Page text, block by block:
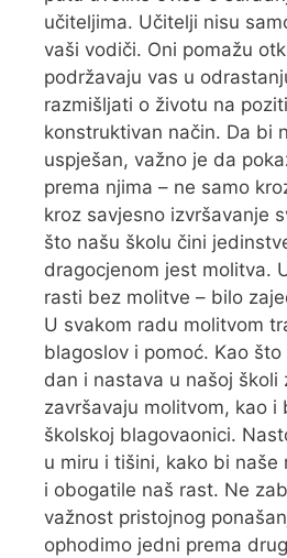
učiteljima. Učitelji nisu
vaši vodiči. Oni pomažu
podržavaju vas u
razmišljati o životu na
konstruktivan način. Da bi
uspješan, važno je da
prema njima – ne samo
kroz savjesno izvršavanje
što našu školu čini
dragocjenom jest molitva.
rasti bez molitve – bilo
U svakom radu molitvom
blagoslov i pomoć. Kao
dan i nastava u našoj školi
završavaju molitvom, kao i
školskoj blagovaonici.
u miru i tišini, kako bi naše
i obogatile naš rast. Ne
važnost pristojnog
ophodimo jedni prema